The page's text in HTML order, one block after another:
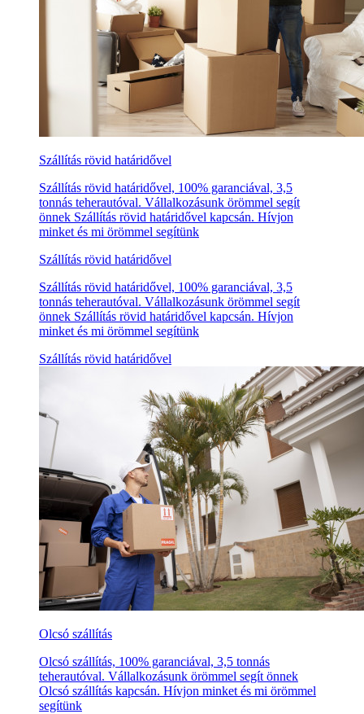
Szállítás rövid határidővel
Szállítás rövid határidővel, 100% garanciával, 3,5
tonnás teherautóval. Vállalkozásunk örömmel segít
önnek Szállítás rövid határidővel kapcsán. Hívjon
minket és mi örömmel segítünk
Szállítás rövid határidővel
Szállítás rövid határidővel, 100% garanciával, 3,5
tonnás teherautóval. Vállalkozásunk örömmel segít
önnek Szállítás rövid határidővel kapcsán. Hívjon
minket és mi örömmel segítünk
Szállítás rövid határidővel
Olcsó szállítás
Olcsó szállítás, 100% garanciával, 3,5 tonnás
teherautóval. Vállalkozásunk örömmel segít önnek
Olcsó szállítás kapcsán. Hívjon minket és mi örömmel
segítünk